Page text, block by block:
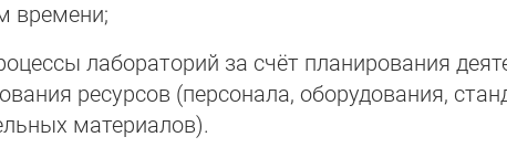
времени;
лабораторий за счёт планирования
ресурсов (персонала, оборудования,
материалов).